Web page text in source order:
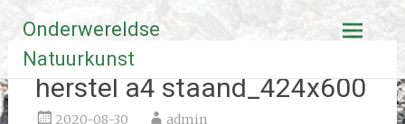
naar
inhoud
Onderwereldse
Natuurkunst
herstel a4 staand_424x600
2020-08-30 admin